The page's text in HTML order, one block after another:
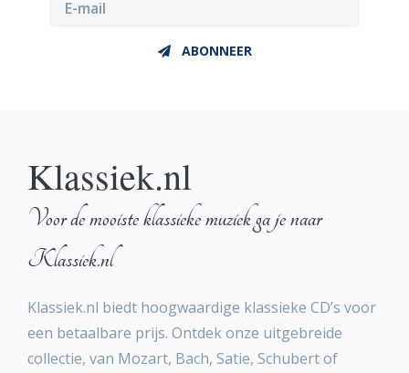
ABONNEER
Klassiek.nl
Voor de mooiste klassieke muziek ga je naar
Klassiek.nl
Klassiek.nl biedt hoogwaardige klassieke CD’s voor
een betaalbare prijs. Ontdek onze uitgebreide
collectie, van Mozart, Bach, Satie, Schubert of